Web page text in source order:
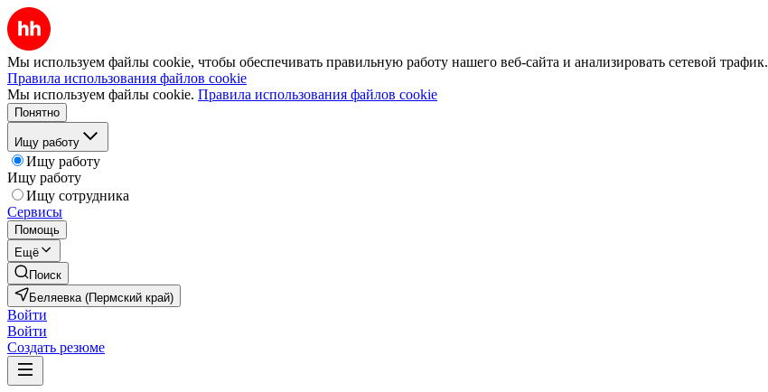
Мы используем файлы cookie, чтобы обеспечивать правильную работу нашего веб-сайта и анализировать сетевой трафик.
Правила использования файлов cookie
Мы используем файлы cookie. Правила использования файлов cookie
Понятно
Ищу работу
Ищу работу
Ищу работу
Ищу сотрудника
Сервисы
Помощь
Ещё
Поиск
Беляевка (Пермский край)
Войти
Войти
Создать резюме